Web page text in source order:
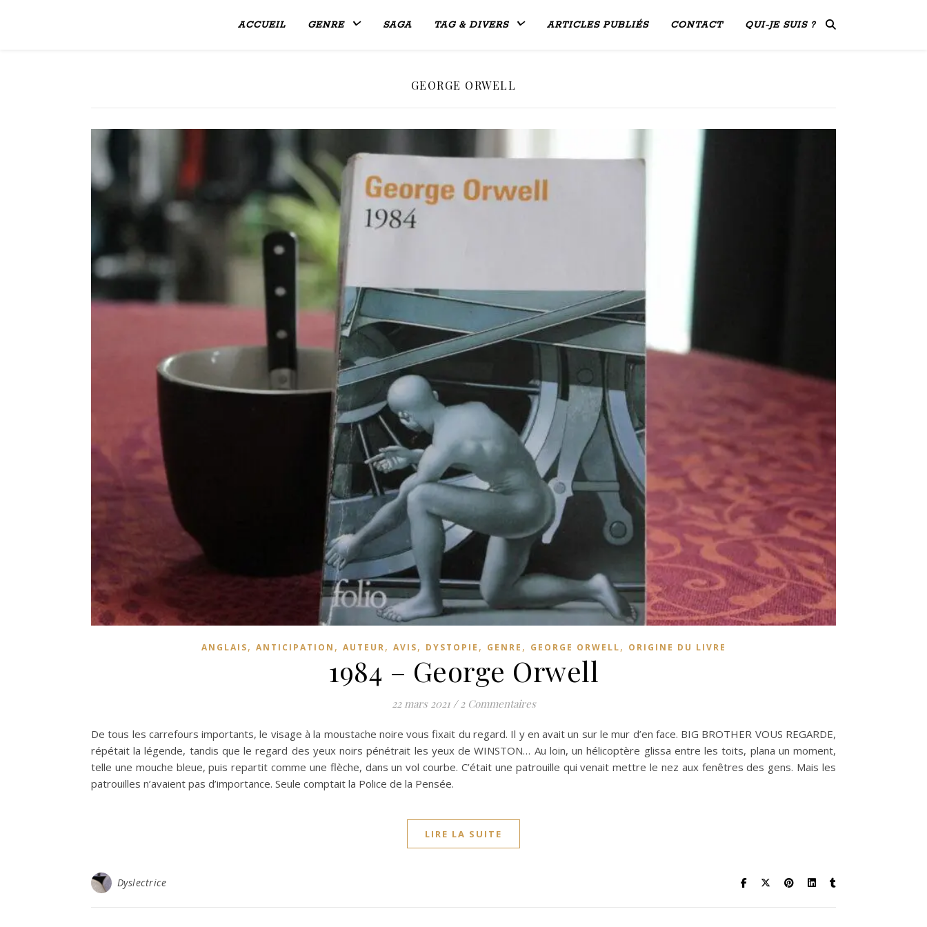
ACCUEIL GENRE SAGA TAG & DIVERS ARTICLES PUBLIÉS CONTACT QUI-JE SUIS ?
GEORGE ORWELL
ANGLAIS, ANTICIPATION , AUTEUR, AVIS, DYSTOPIE , GENRE , GEORGE ORWELL, ORIGINE DU LIVRE
1984 – George Orwell
22 mars 2021 / 2 Commentaires
De tous les carrefours importants, le visage à la moustache noire vous fixait du regard. Il y en avait un sur le mur d’en face. BIG BROTHER VOUS REGARDE,
répétait la légende, tandis que le regard des yeux noirs pénétrait les yeux de WINSTON… Au loin, un hélicoptère glissa entre les toits, plana un moment,
telle une mouche bleue, puis repartit comme une flèche, dans un vol courbe. C’était une patrouille qui venait mettre le nez aux fenêtres des gens. Mais les
patrouilles n’avaient pas d’importance. Seule comptait la Police de la Pensée.
LIRE LA SUITE
Dyslectrice